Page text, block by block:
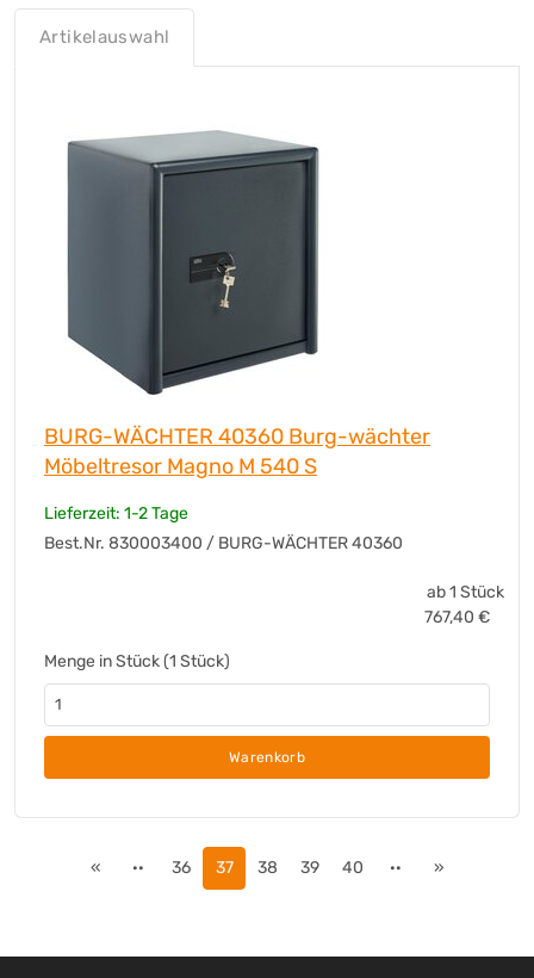
Art der Schließung
Bolzen
Befestigungsmaterial
mitgeliefert
Ja
Innenmaße
37,9 x 44,5 x 30,5 cm (B x H x T)
49,5 x 56 x 44,5 cm (B x H x T)
Artikelauswahl
BURG-WÄCHTER 40360 Burg-wächter
Möbeltresor Magno M 540 S
Lieferzeit: 1-2 Tage
Best.Nr. 830003400 / BURG-WÄCHTER 40360
ab 1 Stück
767,40 €
Menge in Stück (1 Stück)
Warenkorb
« ·· 36 37 38 39 40 ·· »